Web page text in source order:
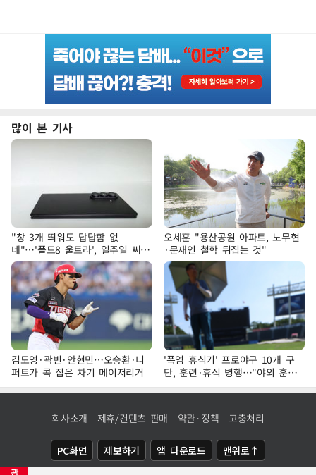
광
많이 본 기사
"창 3개 띄워도 답답함 없
네"…'폴드8 울트라', 일주일 써보
니
오세훈 "용산공원 아파트, 노무현
·문재인 철학 뒤집는 것"
김도영·곽빈·안현민…오승환·니
퍼트가 콕 집은 차기 메이저리거
'폭염 휴식기' 프로야구 10개 구
단, 훈련·휴식 병행…"야외 훈련
해도 안전 최우선"
회사소개 제휴/컨텐츠 판매 약관·정책 고충처리
PC화면 제보하기 앱 다운로드 맨위로↑